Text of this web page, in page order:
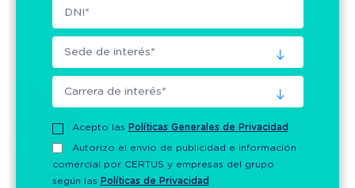
Acepto las Políticas Generales de Privacidad
Autorizo el envío de publicidad e información
comercial por CERTUS y empresas del grupo
según las Políticas de Privacidad